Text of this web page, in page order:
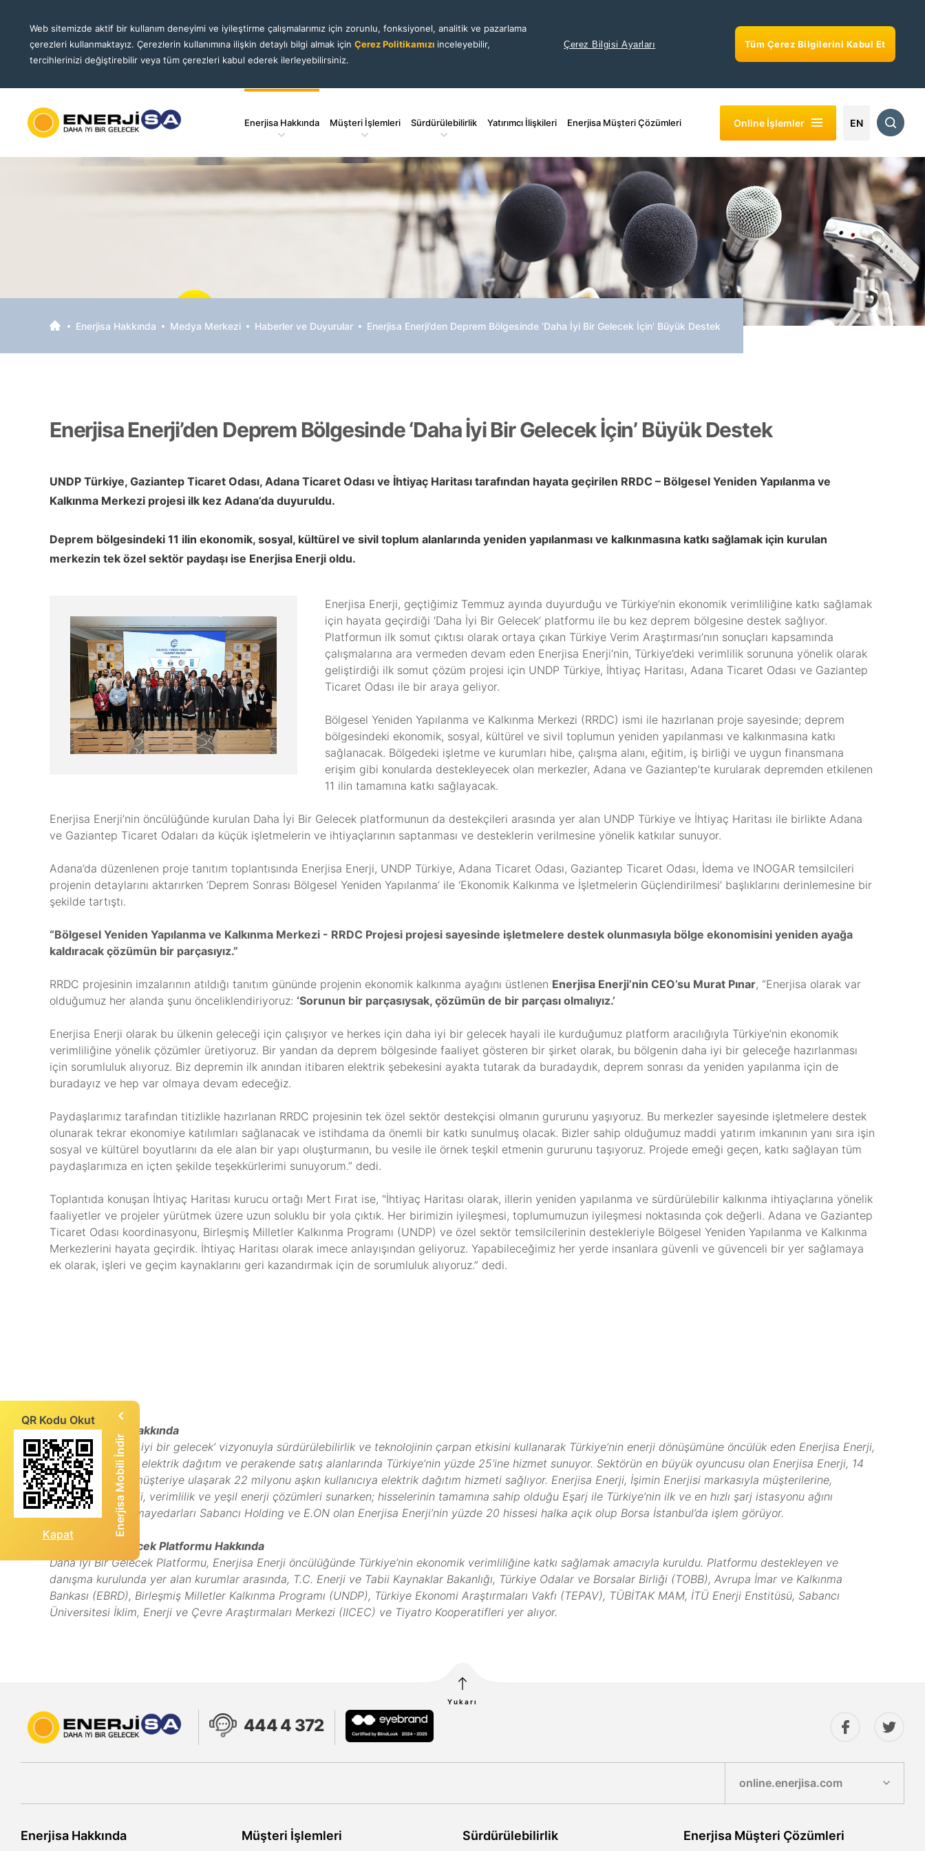
Web sitemizde aktif bir kullanım deneyimi ve iyileştirme çalışmalarımız için zorunlu, fonksiyonel, analitik ve pazarlama
çerezleri kullanmaktayız. Çerezlerin kullanımına ilişkin detaylı bilgi almak için Çerez Politikamızı inceleyebilir,
tercihlerinizi değiştirebilir veya tüm çerezleri kabul ederek ilerleyebilirsiniz.
Çerez Bilgisi Ayarları Tüm Çerez Bilgilerini Kabul Et
Enerjisa Hakkında Müşteri İşlemleri Sürdürülebilirlik Yatırımcı İlişkileri Enerjisa Müşteri Çözümleri Online İşlemler EN
Enerjisa Hakkında Medya Merkezi Haberler ve Duyurular Enerjisa Enerji’den Deprem Bölgesinde ‘Daha İyi Bir Gelecek İçin’ Büyük Destek
Enerjisa Enerji’den Deprem Bölgesinde ‘Daha İyi Bir Gelecek İçin’ Büyük Destek
UNDP Türkiye, Gaziantep Ticaret Odası, Adana Ticaret Odası ve İhtiyaç Haritası tarafından hayata geçirilen RRDC – Bölgesel Yeniden Yapılanma ve
Kalkınma Merkezi projesi ilk kez Adana’da duyuruldu.
Deprem bölgesindeki 11 ilin ekonomik, sosyal, kültürel ve sivil toplum alanlarında yeniden yapılanması ve kalkınmasına katkı sağlamak için kurulan
merkezin tek özel sektör paydaşı ise Enerjisa Enerji oldu.
Enerjisa Enerji, geçtiğimiz Temmuz ayında duyurduğu ve Türkiye’nin ekonomik verimliliğine katkı sağlamak
için hayata geçirdiği ‘Daha İyi Bir Gelecek’ platformu ile bu kez deprem bölgesine destek sağlıyor.
Platformun ilk somut çıktısı olarak ortaya çıkan Türkiye Verim Araştırması’nın sonuçları kapsamında
çalışmalarına ara vermeden devam eden Enerjisa Enerji’nin, Türkiye’deki verimlilik sorununa yönelik olarak
geliştirdiği ilk somut çözüm projesi için UNDP Türkiye, İhtiyaç Haritası, Adana Ticaret Odası ve Gaziantep
Ticaret Odası ile bir araya geliyor.
Bölgesel Yeniden Yapılanma ve Kalkınma Merkezi (RRDC) ismi ile hazırlanan proje sayesinde; deprem
bölgesindeki ekonomik, sosyal, kültürel ve sivil toplumun yeniden yapılanması ve kalkınmasına katkı
sağlanacak. Bölgedeki işletme ve kurumları hibe, çalışma alanı, eğitim, iş birliği ve uygun finansmana
erişim gibi konularda destekleyecek olan merkezler, Adana ve Gaziantep’te kurularak depremden etkilenen
11 ilin tamamına katkı sağlayacak.
Enerjisa Enerji’nin öncülüğünde kurulan Daha İyi Bir Gelecek platformunun da destekçileri arasında yer alan UNDP Türkiye ve İhtiyaç Haritası ile birlikte Adana
ve Gaziantep Ticaret Odaları da küçük işletmelerin ve ihtiyaçlarının saptanması ve desteklerin verilmesine yönelik katkılar sunuyor.
Adana’da düzenlenen proje tanıtım toplantısında Enerjisa Enerji, UNDP Türkiye, Adana Ticaret Odası, Gaziantep Ticaret Odası, İdema ve INOGAR temsilcileri
projenin detaylarını aktarırken ‘Deprem Sonrası Bölgesel Yeniden Yapılanma’ ile ‘Ekonomik Kalkınma ve İşletmelerin Güçlendirilmesi’ başlıklarını derinlemesine bir
şekilde tartıştı.
“Bölgesel Yeniden Yapılanma ve Kalkınma Merkezi - RRDC Projesi projesi sayesinde işletmelere destek olunmasıyla bölge ekonomisini yeniden ayağa
kaldıracak çözümün bir parçasıyız.”
RRDC projesinin imzalarının atıldığı tanıtım gününde projenin ekonomik kalkınma ayağını üstlenen Enerjisa Enerji’nin CEO’su Murat Pınar, “Enerjisa olarak var
olduğumuz her alanda şunu önceliklendiriyoruz: ‘Sorunun bir parçasıysak, çözümün de bir parçası olmalıyız.’
Enerjisa Enerji olarak bu ülkenin geleceği için çalışıyor ve herkes için daha iyi bir gelecek hayali ile kurduğumuz platform aracılığıyla Türkiye’nin ekonomik
verimliliğine yönelik çözümler üretiyoruz. Bir yandan da deprem bölgesinde faaliyet gösteren bir şirket olarak, bu bölgenin daha iyi bir geleceğe hazırlanması
için sorumluluk alıyoruz. Biz depremin ilk anından itibaren elektrik şebekesini ayakta tutarak da buradaydık, deprem sonrası da yeniden yapılanma için de
buradayız ve hep var olmaya devam edeceğiz.
Paydaşlarımız tarafından titizlikle hazırlanan RRDC projesinin tek özel sektör destekçisi olmanın gururunu yaşıyoruz. Bu merkezler sayesinde işletmelere destek
olunarak tekrar ekonomiye katılımları sağlanacak ve istihdama da önemli bir katkı sunulmuş olacak. Bizler sahip olduğumuz maddi yatırım imkanının yanı sıra işin
sosyal ve kültürel boyutlarını da ele alan bir yapı oluşturmanın, bu vesile ile örnek teşkil etmenin gururunu taşıyoruz. Projede emeği geçen, katkı sağlayan tüm
paydaşlarımıza en içten şekilde teşekkürlerimi sunuyorum.” dedi.
Toplantıda konuşan İhtiyaç Haritası kurucu ortağı Mert Fırat ise, "İhtiyaç Haritası olarak, illerin yeniden yapılanma ve sürdürülebilir kalkınma ihtiyaçlarına yönelik
faaliyetler ve projeler yürütmek üzere uzun soluklu bir yola çıktık. Her birimizin iyileşmesi, toplumumuzun iyileşmesi noktasında çok değerli. Adana ve Gaziantep
Ticaret Odası koordinasyonu, Birleşmiş Milletler Kalkınma Programı (UNDP) ve özel sektör temsilcilerinin destekleriyle Bölgesel Yeniden Yapılanma ve Kalkınma
Merkezlerini hayata geçirdik. İhtiyaç Haritası olarak imece anlayışından geliyoruz. Yapabileceğimiz her yerde insanlara güvenli ve güvenceli bir yer sağlamaya
ek olarak, işleri ve geçim kaynaklarını geri kazandırmak için de sorumluluk alıyoruz.” dedi.
Enerjisa Enerji Hakkında
‘Herkes için daha iyi bir gelecek’ vizyonuyla sürdürülebilirlik ve teknolojinin çarpan etkisini kullanarak Türkiye’nin enerji dönüşümüne öncülük eden Enerjisa Enerji,
ana iş kolları olan elektrik dağıtım ve perakende satış alanlarında Türkiye’nin yüzde 25’ine hizmet sunuyor. Sektörün en büyük oyuncusu olan Enerjisa Enerji, 14
ilde 10.6 milyon müşteriye ulaşarak 22 milyonu aşkın kullanıcıya elektrik dağıtım hizmeti sağlıyor. Enerjisa Enerji, İşimin Enerjisi markasıyla müşterilerine,
yenilenebilir enerji, verimlilik ve yeşil enerji çözümleri sunarken; hisselerinin tamamına sahip olduğu Eşarj ile Türkiye’nin ilk ve en hızlı şarj istasyonu ağını
işletiyor. Ana sermayedarları Sabancı Holding ve E.ON olan Enerjisa Enerji’nin yüzde 20 hissesi halka açık olup Borsa İstanbul’da işlem görüyor.
Daha İyi Bir Gelecek Platformu Hakkında
Daha İyi Bir Gelecek Platformu, Enerjisa Enerji öncülüğünde Türkiye’nin ekonomik verimliliğine katkı sağlamak amacıyla kuruldu. Platformu destekleyen ve
danışma kurulunda yer alan kurumlar arasında, T.C. Enerji ve Tabii Kaynaklar Bakanlığı, Türkiye Odalar ve Borsalar Birliği (TOBB), Avrupa İmar ve Kalkınma
Bankası (EBRD), Birleşmiş Milletler Kalkınma Programı (UNDP), Türkiye Ekonomi Araştırmaları Vakfı (TEPAV), TÜBİTAK MAM, İTÜ Enerji Enstitüsü, Sabancı
Üniversitesi İklim, Enerji ve Çevre Araştırmaları Merkezi (IICEC) ve Tiyatro Kooperatifleri yer alıyor.
444 4 372
online.enerjisa.com
Enerjisa Hakkında Müşteri İşlemleri Sürdürülebilirlik Enerjisa Müşteri Çözümleri
Yukarı
QR Kodu Okut
Kapat Enerjisa Mobili İndir